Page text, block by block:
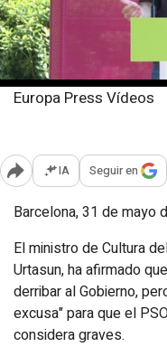
Europa Press Vídeos
Abrir opciones para
IA Seguir en
Barcelona, 31 de mayo
El ministro de Cultura
Urtasun, ha afirmado
derribar al Gobierno,
excusa" para que el
considera graves.